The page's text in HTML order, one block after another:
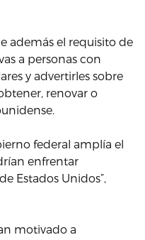
además el requisito de
a personas con
y advertirles sobre
renovar o
federal amplía el
enfrentar
Estados Unidos”,
motivado a